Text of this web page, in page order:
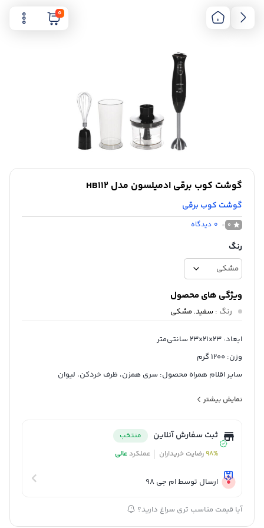
0
گوشت کوب برقی ادمیلسون مدل HB112
گوشت کوب برقی
0
0 دیدگاه
رنگ
ویژگی های محصول
رنگ : سفید, مشکی
ابعاد: 23x21x23 سانتی‌متر
وزن: 1200 گرم
سایر اقلام همراه محصول: سری همزن، ظرف خردکن، لیوان
حجم ظرف خردکن: 0.5 لیتر
جنس تیغه ها: استیل ضد زنگ
امکانات ظاهری: پایه ضد لغزش
نمایش بیشتر
ثبت سفارش آنلاین
منتخب
98%رضایت خریداران عملکردعالی
ارسال توسط ام جی 98
آیا قیمت مناسب تری سراغ دارید؟